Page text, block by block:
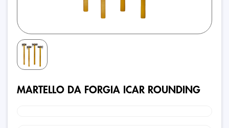
MARTELLO DA FORGIA ICAR ROUNDING